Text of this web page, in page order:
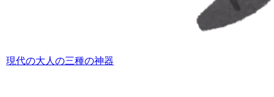
現代の大人の三種の神器